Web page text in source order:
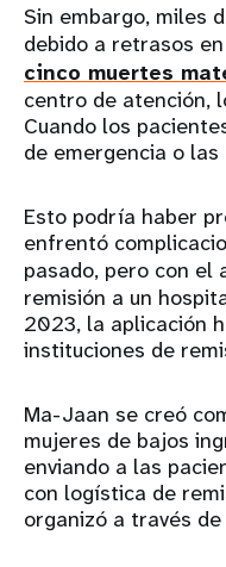
Sin embargo, miles
debido a retrasos
cinco muertes
centro de atención,
Cuando los
de emergencia o
Esto podría haber
enfrentó
pasado, pero con el
remisión a un
2023, la aplicación
instituciones de
Ma-Jaan se creó
mujeres de bajos
enviando a las
con logística de
organizó a través